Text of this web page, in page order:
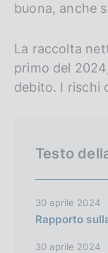
buona, anche
La raccolta
primo del
debito. I rischi
Testo
30 aprile 2024
Rapporto
30 aprile 2024